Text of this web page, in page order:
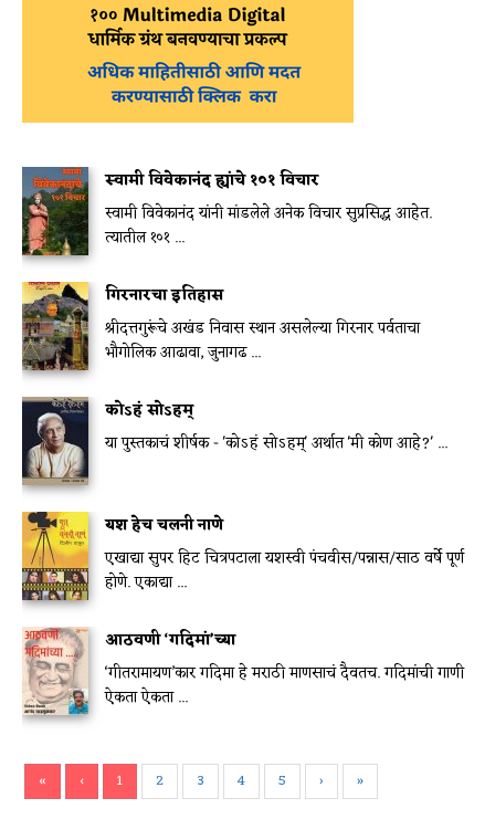
स्वामी विवेकानंद ह्यांचे १०१ विचार
स्वामी विवेकानंद यांनी मांडलेले अनेक विचार सुप्रसिद्ध आहेत.
त्यातील १०१ ...
गिरनारचा इतिहास
श्रीदत्तगुरूंचे अखंड निवास स्थान असलेल्या गिरनार पर्वताचा
भौगोलिक आढावा, जुनागढ ...
कोऽहं सोऽहम्
या पुस्तकाचं शीर्षक - 'कोऽहं सोऽहम्' अर्थात 'मी कोण आहे?' ...
यश हेच चलनी नाणे
एखाद्या सुपर हिट चित्रपटाला यशस्वी पंचवीस/पन्नास/साठ वर्षे पूर्ण
होणे. एकाद्या ...
आठवणी ‘गदिमां’च्या
‘गीतरामायण’कार गदिमा हे मराठी माणसाचं दैवतच. गदिमांची गाणी
ऐकता ऐकता ...
« ‹ 1 2 3 4 5 › »